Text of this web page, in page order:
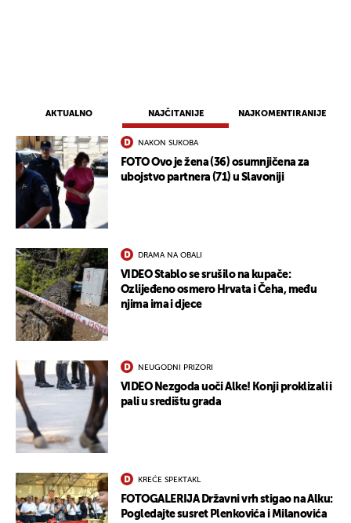
AKTUALNO NAJČITANIJE NAJKOMENTIRANIJE
NAKON SUKOBA
FOTO Ovo je žena (36) osumnjičena za
ubojstvo partnera (71) u Slavoniji
DRAMA NA OBALI
VIDEO Stablo se srušilo na kupače:
Ozlijeđeno osmero Hrvata i Čeha, među
njima ima i djece
NEUGODNI PRIZORI
VIDEO Nezgoda uoči Alke! Konji proklizali i
pali u središtu grada
KREĆE SPEKTAKL
FOTOGALERIJA Državni vrh stigao na Alku:
Pogledajte susret Plenkovića i Milanovića